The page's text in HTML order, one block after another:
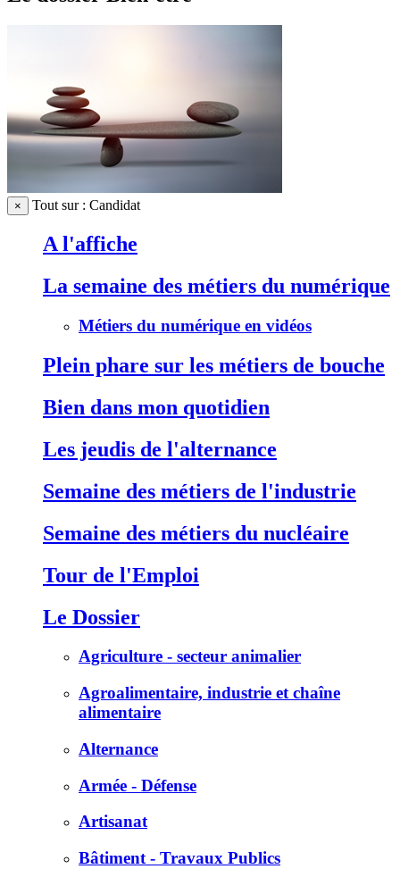
× Tout sur : Candidat
A l'affiche
La semaine des métiers du numérique
Métiers du numérique en vidéos
Plein phare sur les métiers de bouche
Bien dans mon quotidien
Les jeudis de l'alternance
Semaine des métiers de l'industrie
Semaine des métiers du nucléaire
Tour de l'Emploi
Le Dossier
Agriculture - secteur animalier
Agroalimentaire, industrie et chaîne
alimentaire
Alternance
Armée - Défense
Artisanat
Bâtiment - Travaux Publics